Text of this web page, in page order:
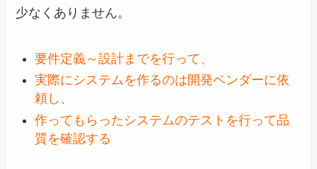
少なくありません。
要件定義～設計までを行って、
実際にシステムを作るのは開発ベンダーに依
頼し、
作ってもらったシステムのテストを行って品
質を確認する